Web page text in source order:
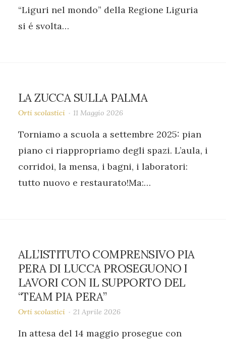
“Liguri nel mondo” della Regione Liguria
si é svolta…
LA ZUCCA SULLA PALMA
Orti scolastici 11 Maggio 2026
Torniamo a scuola a settembre 2025: pian
piano ci riappropriamo degli spazi. L’aula, i
corridoi, la mensa, i bagni, i laboratori:
tutto nuovo e restaurato!Ma:…
ALL’ISTITUTO COMPRENSIVO PIA
PERA DI LUCCA PROSEGUONO I
LAVORI CON IL SUPPORTO DEL
“TEAM PIA PERA”
Orti scolastici 21 Aprile 2026
In attesa del 14 maggio prosegue con